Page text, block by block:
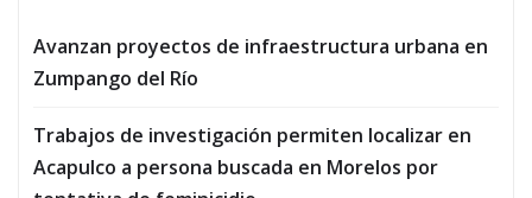
Avanzan proyectos de infraestructura urbana en
Zumpango del Río
Trabajos de investigación permiten localizar en
Acapulco a persona buscada en Morelos por